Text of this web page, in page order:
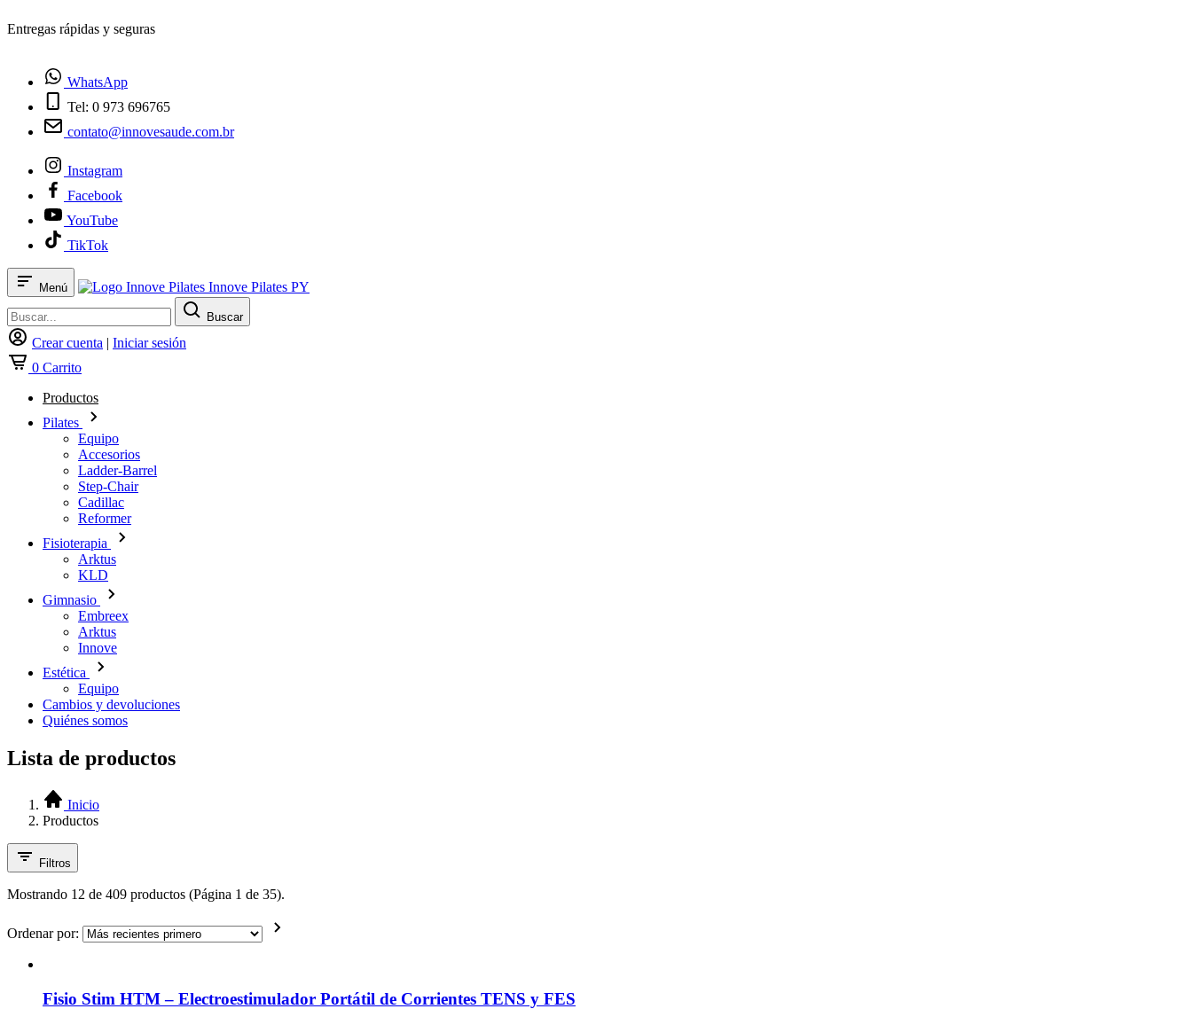
¿Tienes dudas? Habla con nosotros
WhatsApp
Tel: 0 973 696765
contato@innovesaude.com.br
Instagram
Facebook
YouTube
TikTok
Menú Innove Pilates PY
Buscar
Crear cuenta | Iniciar sesión
0 Carrito
Productos
Pilates
Equipo
Accesorios
Ladder-Barrel
Step-Chair
Cadillac
Reformer
Fisioterapia
Arktus
KLD
Gimnasio
Embreex
Arktus
Innove
Estética
Equipo
Cambios y devoluciones
Quiénes somos
Lista de productos
Inicio
Productos
Filtros
Mostrando 12 de 409 productos (Página 1 de 35).
Ordenar por:
Fisio Stim HTM – Electroestimulador Portátil de Corrientes TENS y FES